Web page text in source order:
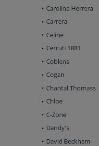
Carolina Herrera
Carrera
Celine
Cerruti 1881
Coblens
Cogan
Chantal Thomass
Chloe
C-Zone
Dandy's
David Beckham